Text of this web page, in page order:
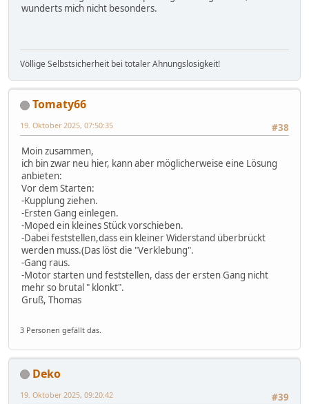
wunderts mich nicht besonders.
Völlige Selbstsicherheit bei totaler Ahnungslosigkeit!
Tomaty66
#38
19. Oktober 2025, 07:50:35
Moin zusammen,
ich bin zwar neu hier, kann aber möglicherweise eine Lösung
anbieten:
Vor dem Starten:
-Kupplung ziehen.
-Ersten Gang einlegen.
-Moped ein kleines Stück vorschieben.
-Dabei feststellen,dass ein kleiner Widerstand überbrückt
werden muss.(Das löst die "Verklebung".
-Gang raus.
-Motor starten und feststellen, dass der ersten Gang nicht
mehr so brutal " klonkt".
Gruß, Thomas
3 Personen gefällt das.
Deko
#39
19. Oktober 2025, 09:20:42